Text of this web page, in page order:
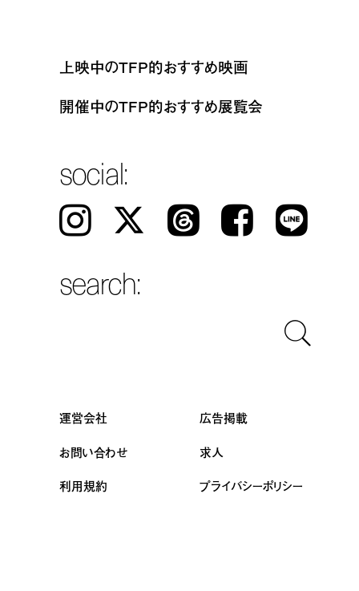
上映中のTFP的おすすめ映画
開催中のTFP的おすすめ展覧会
social:
Instagram 𝕏 Threads Facebook LINE
search:
運営会社
広告掲載
お問い合わせ
求人
利用規約
プライバシーポリシー